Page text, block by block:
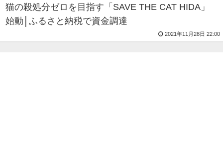
猫の殺処分ゼロを目指す「SAVE THE CAT HIDA」
始動│ふるさと納税で資金調達
2021年11月28日 22:00